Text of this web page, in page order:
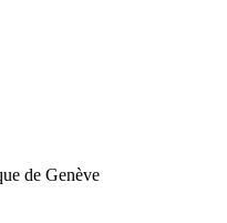
de Genève